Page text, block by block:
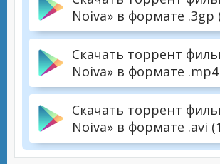
Noiva» в формате .3gp
Скачать торрент
Noiva» в формате
Скачать торрент
Noiva» в формате .avi